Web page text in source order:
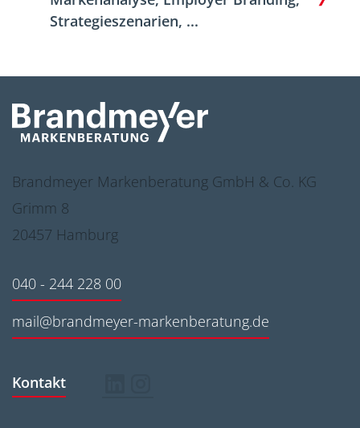
Strategieszenarien, ...
Brandmeyer Markenberatung GmbH & Co. KG
Grimm 8
20457 Hamburg
040 - 244 228 00
mail@brandmeyer-markenberatung.de
Kontakt